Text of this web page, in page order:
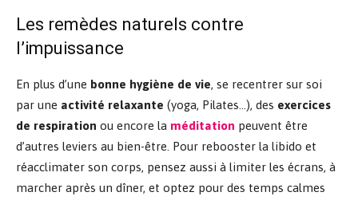
Les remèdes naturels contre
l’impuissance
En plus d’une bonne hygiène de vie, se recentrer sur soi
par une activité relaxante (yoga, Pilates…), des exercices
de respiration ou encore la méditation peuvent être
d’autres leviers au bien-être. Pour rebooster la libido et
réacclimater son corps, pensez aussi à limiter les écrans, à
marcher après un dîner, et optez pour des temps calmes